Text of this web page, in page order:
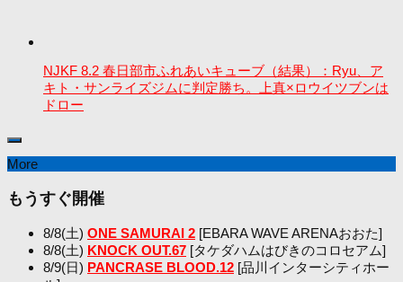
NJKF 8.2 春日部市ふれあいキューブ（結果）：Ryu、ア
キト・サンライズジムに判定勝ち。上真×ロウイツブンは
ドロー
More
もうすぐ開催
8/8(土) ONE SAMURAI 2 [EBARA WAVE ARENAおおた]
8/8(土) KNOCK OUT.67 [タケダハムはびきのコロセアム]
8/9(日) PANCRASE BLOOD.12 [品川インターシティホー